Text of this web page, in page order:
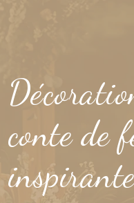
conte de